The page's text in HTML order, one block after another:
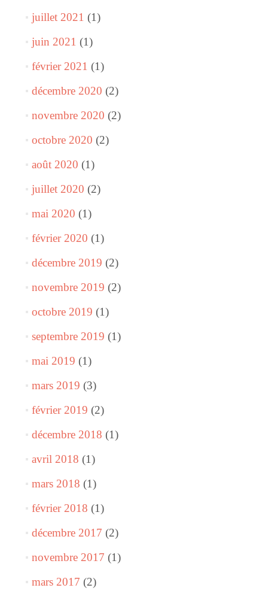
juillet 2021 (1)
juin 2021 (1)
février 2021 (1)
décembre 2020 (2)
novembre 2020 (2)
octobre 2020 (2)
août 2020 (1)
juillet 2020 (2)
mai 2020 (1)
février 2020 (1)
décembre 2019 (2)
novembre 2019 (2)
octobre 2019 (1)
septembre 2019 (1)
mai 2019 (1)
mars 2019 (3)
février 2019 (2)
décembre 2018 (1)
avril 2018 (1)
mars 2018 (1)
février 2018 (1)
décembre 2017 (2)
novembre 2017 (1)
mars 2017 (2)